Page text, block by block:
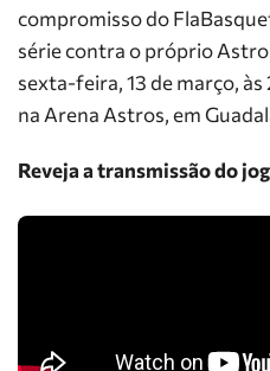
compromisso do
série contra o próprio
sexta-feira, 13 de março,
na Arena Astros, em
Reveja a transmissão do